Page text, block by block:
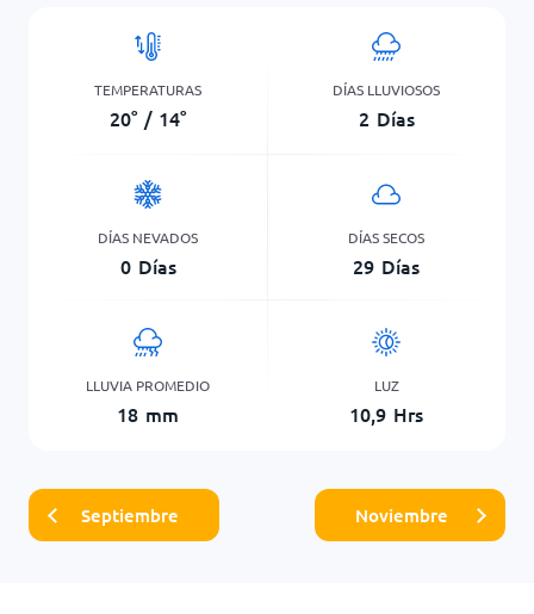
TEMPERATURAS
20° / 14°
DÍAS LLUVIOSOS
2 Días
DÍAS NEVADOS
0 Días
DÍAS SECOS
29 Días
LLUVIA PROMEDIO
18 mm
LUZ
10,9 Hrs
Septiembre Noviembre